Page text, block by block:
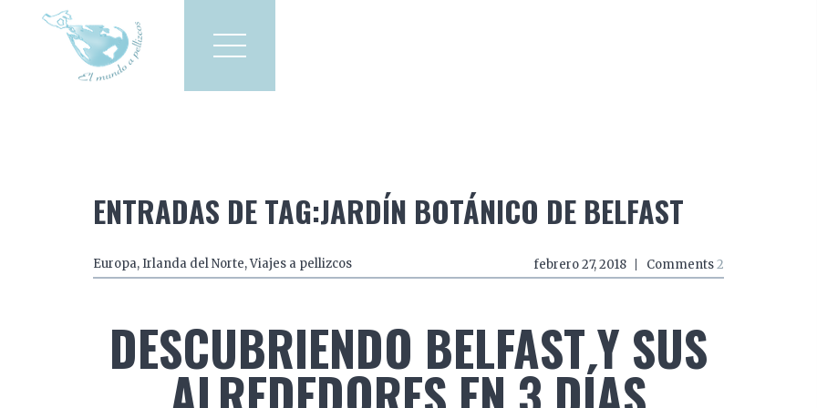
Viajes a pellizcos
ENTRADAS DE TAG:JARDÍN BOTÁNICO DE BELFAST
Europa,Irlanda del Norte,Viajes a pellizcos febrero 27, 2018 Comments2
DESCUBRIENDO BELFAST Y SUS